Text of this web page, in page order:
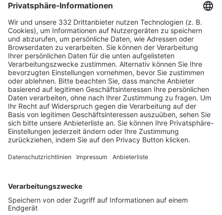
HÄUFIG BESUCHTE SEITEN
Pässe und Vereinswechsel
Trainerausbildung
Schulungsangebot Vereinsmitarbeiter
BFV-Geschäftsstellen
Trainerbörse
Login SpielPlus
FOLGE DEM BFV
TOP-VEREINE